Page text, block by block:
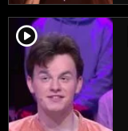
player2